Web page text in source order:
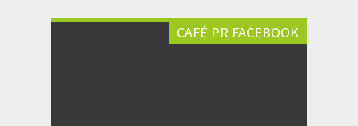
CAFÉ PR FACEBOOK